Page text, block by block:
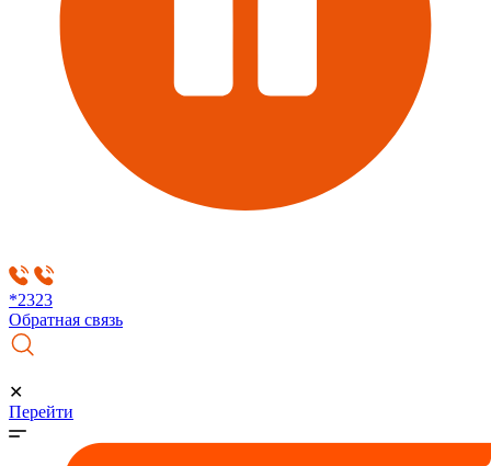
*2323
Обратная связь
✕
Перейти